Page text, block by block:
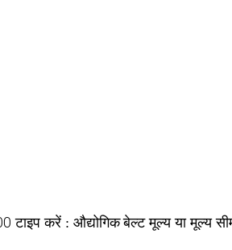
टाइप करें : औद्योगिक बेल्ट मूल्य या मूल्य